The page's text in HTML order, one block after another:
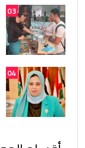
03
04